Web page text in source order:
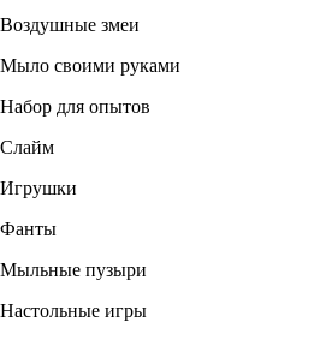
Воздушные змеи
Мыло своими руками
Набор для опытов
Слайм
Игрушки
Фанты
Мыльные пузыри
Настольные игры